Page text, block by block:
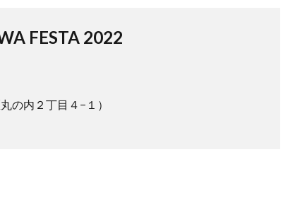
FESTA 2022
の内２丁目４−１）